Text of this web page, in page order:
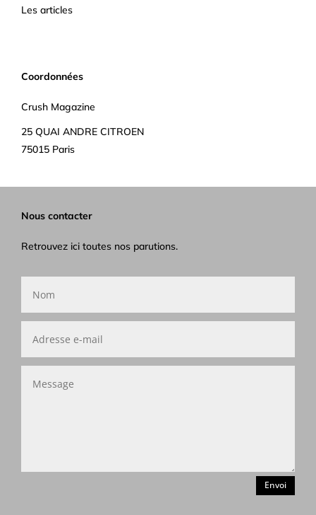
Les articles
Coordonnées
Crush Magazine
25 QUAI ANDRE CITROEN
75015 Paris
Nous contacter
Retrouvez ici toutes nos parutions.
Envoi